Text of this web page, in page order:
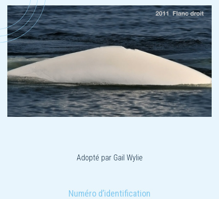
Adopté par Gail Wylie
Numéro d’identification